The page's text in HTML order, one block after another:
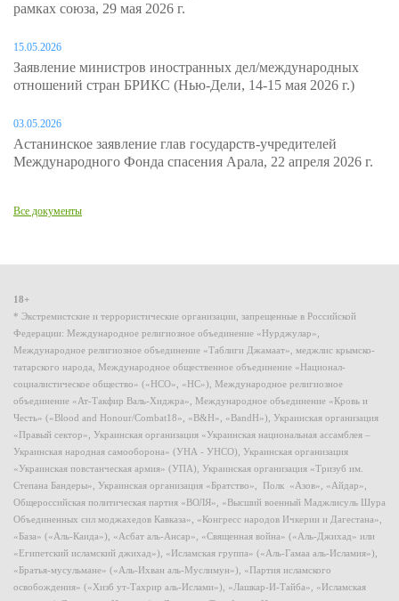
рамках союза, 29 мая 2026 г.
15.05.2026
Заявление министров иностранных дел/международных
отношений стран БРИКС (Нью-Дели, 14-15 мая 2026 г.)
03.05.2026
Астанинское заявление глав государств-учредителей
Международного Фонда спасения Арала, 22 апреля 2026 г.
Все документы
18+
* Экстремистские и террористические организации, запрещенные в Российской
Федерации: Международное религиозное объединение «Нурджулар»,
Международное религиозное объединение «Таблиги Джамаат», меджлис крымско-
татарского народа, Международное общественное объединение «Национал-
социалистическое общество» («НСО», «НС»), Международное религиозное
объединение «Ат-Такфир Валь-Хиджра», Международное объединение «Кровь и
Честь» («Blood and Honour/Combat18», «B&H», «BandH»), Украинская организация
«Правый сектор», Украинская организация «Украинская национальная ассамблея –
Украинская народная самооборона» (УНА - УНСО), Украинская организация
«Украинская повстанческая армия» (УПА), Украинская организация «Тризуб им.
Степана Бандеры», Украинская организация «Братство», Полк «Азов», «Айдар»,
Общероссийская политическая партия «ВОЛЯ», «Высший военный Маджлисуль Шура
Объединенных сил моджахедов Кавказа», «Конгресс народов Ичкерии и Дагестана»,
«База» («Аль-Каида»), «Асбат аль-Ансар», «Священная война» («Аль-Джихад» или
«Египетский исламский джихад»), «Исламская группа» («Аль-Гамаа аль-Исламия»),
«Братья-мусульмане» («Аль-Ихван аль-Муслимун»), «Партия исламского
освобождения» («Хизб ут-Тахрир аль-Ислами»), «Лашкар-И-Тайба», «Исламская